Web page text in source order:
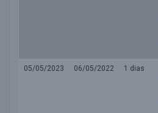
05/05/2023 06/05/2022
1 dias